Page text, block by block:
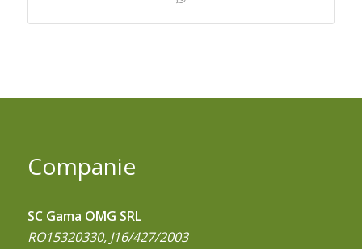
Companie
SC Gama OMG SRL
RO15320330, J16/427/2003